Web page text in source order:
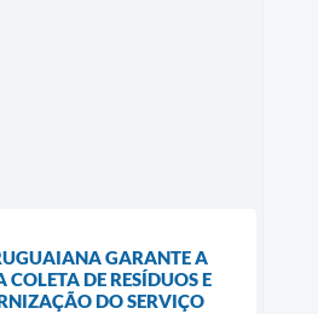
GARANTE A
DE RESÍDUOS E
DO SERVIÇO